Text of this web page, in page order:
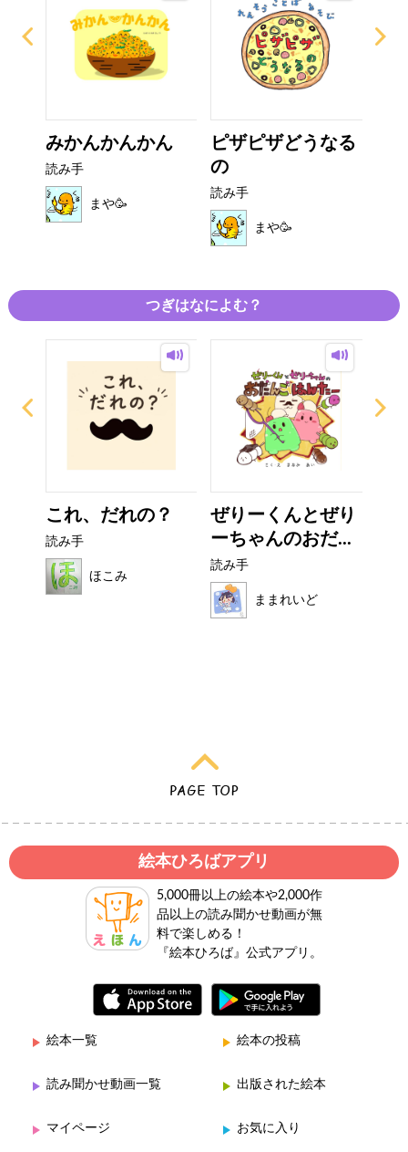
みかんかんかん
読み手
まや🥳
ピザピザどうなる
の
読み手
まや🥳
つぎはなによむ？
これ、だれの？
読み手
ほこみ
ぜりーくんとぜり
ーちゃんのおだ...
読み手
ままれいど
絵本ひろばアプリ
5,000冊以上の絵本や2,000作
品以上の読み聞かせ動画が無
料で楽しめる！
『絵本ひろば』公式アプリ。
絵本一覧 絵本の投稿
読み聞かせ動画一覧 出版された絵本
マイページ お気に入り